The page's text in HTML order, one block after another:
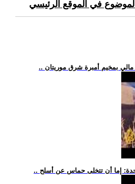
في الموقع الرئيسي
مالي بمخيم أمبرة شرق موريتان
إما أن تتخلى حماس عن أسلح